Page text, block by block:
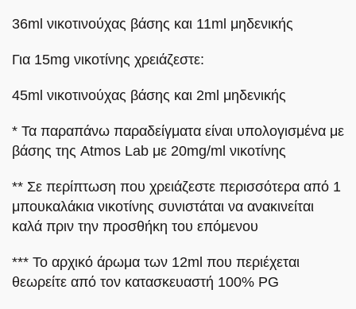
36ml νικοτινούχας βάσης και 11ml μηδενικής
Για 15mg νικοτίνης χρειάζεστε:
45ml νικοτινούχας βάσης και 2ml μηδενικής
* Τα παραπάνω παραδείγματα είναι υπολογισμένα με
βάσης της Atmos Lab με 20mg/ml νικοτίνης
** Σε περίπτωση που χρειάζεστε περισσότερα από 1
μπουκαλάκια νικοτίνης συνιστάται να ανακινείται
καλά πριν την προσθήκη του επόμενου
*** Το αρχικό άρωμα των 12ml που περιέχεται
θεωρείτε από τον κατασκευαστή 100% PG